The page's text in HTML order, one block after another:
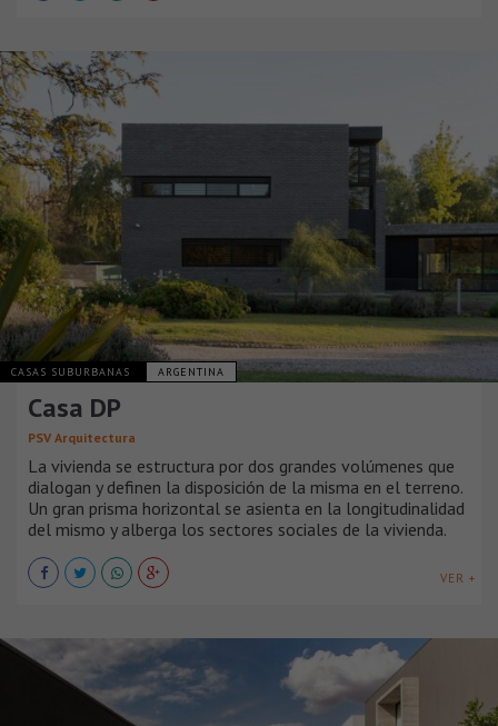
CASAS SUBURBANAS ARGENTINA
Casa DP
PSV Arquitectura
La vivienda se estructura por dos grandes volúmenes que
dialogan y definen la disposición de la misma en el terreno.
Un gran prisma horizontal se asienta en la longitudinalidad
del mismo y alberga los sectores sociales de la vivienda.
VER +